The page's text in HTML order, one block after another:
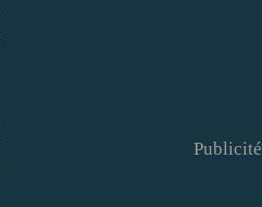
Publicité